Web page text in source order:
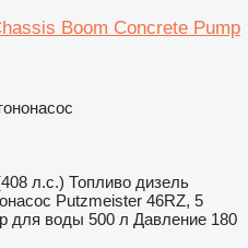
Boom Concrete Pump
л.с.) Топливо дизель
Putzmeister 46RZ, 5
для воды 500 л Давление 180